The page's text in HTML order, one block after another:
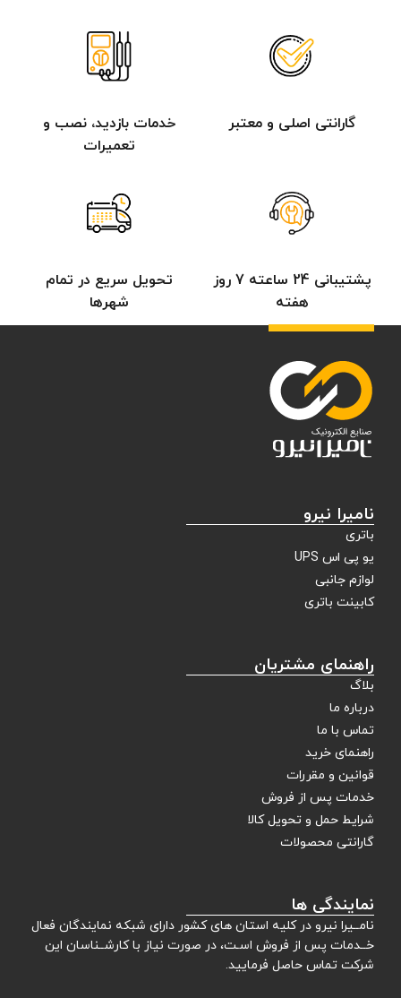
گارانتی اصلی و معتبر
خدمات بازدید، نصب و
تعمیرات
پشتیبانی 24 ساعته 7 روز
هفته
تحویل سریع در تمام
شهرها
نامیرا نیرو
باتری
یو پی اس UPS
لوازم جانبی
کابینت باتری
راهنمای مشتریان
بلاگ
درباره ما
تماس با ما
راهنمای خرید
قوانین و مقررات
خدمات پس از فروش
شرایط حمل و تحویل کالا
گارانتی محصولات
نمایندگی ها
نامــیرا نیرو در کلیه استان های کشور دارای شبکه نمایندگان فعال
خــدمات پس از فروش اسـت، در صورت نیاز با کارشــناسان این
شرکت تماس حاصل فرمایید.